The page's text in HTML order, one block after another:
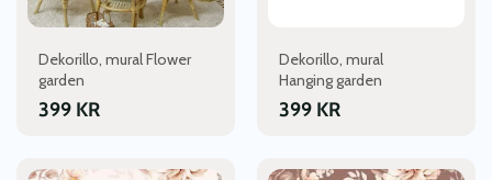
Dekorillo, mural Flower
garden
399 KR
Dekorillo, mural
Hanging garden
399 KR